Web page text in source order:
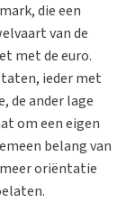
die een
van de
met de euro.
ieder met
de ander lage
om een eigen
belang van
oriëntatie